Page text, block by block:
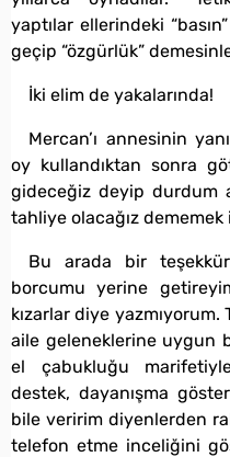
yaptılar ellerindeki
geçip “özgürlük”
İki elim de yakalarında!
Mercan’ı annesinin
oy kullandıktan sonra
gideceğiz deyip durdum
tahliye olacağız
Bu arada bir
borcumu yerine
kızarlar diye
aile geleneklerine uygun
el çabukluğu
destek, dayanışma
bile veririm diyenlerden
telefon etme inceliğini